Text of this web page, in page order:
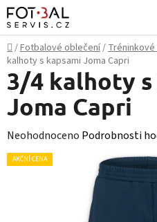
Přejít
na
obsah
Domů
/Fotbalové oblečení/
kalhoty s kapsami Joma Capri
3/4 kalhoty s
Joma Capri
Průměrné
hodnocení
Neohodnoceno Podrobnosti
AKČNÍ CENA